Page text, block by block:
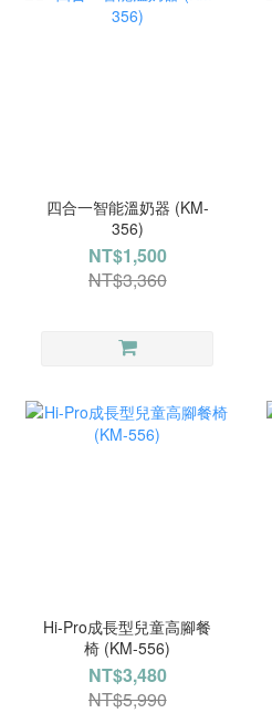
四合一智能溫奶器 (KM-
356)
NT$1,500
NT$3,360
Hi-Pro成長型兒童高腳餐
椅 (KM-556)
NT$3,480
NT$5,990